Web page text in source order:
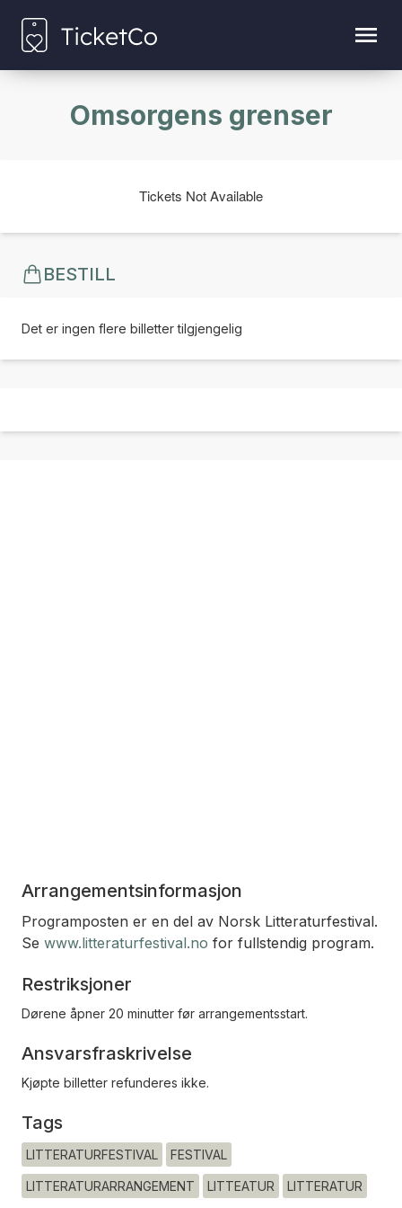
Omsorgens grenser
Tickets Not Available
BESTILL
Det er ingen flere billetter tilgjengelig
Arrangementsinformasjon
Programposten er en del av Norsk Litteraturfestival.
Se www.litteraturfestival.no for fullstendig program.
Restriksjoner
Dørene åpner 20 minutter før arrangementsstart.
Ansvarsfraskrivelse
Kjøpte billetter refunderes ikke.
Tags
LITTERATURFESTIVAL FESTIVAL
LITTERATURARRANGEMENT LITTEATUR LITTERATUR